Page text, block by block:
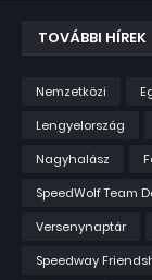
TOVÁBBI HÍREK
Nemzetközi
Lengyelország
Nagyhalász
SpeedWolf Team
Versenynaptár
Speedway